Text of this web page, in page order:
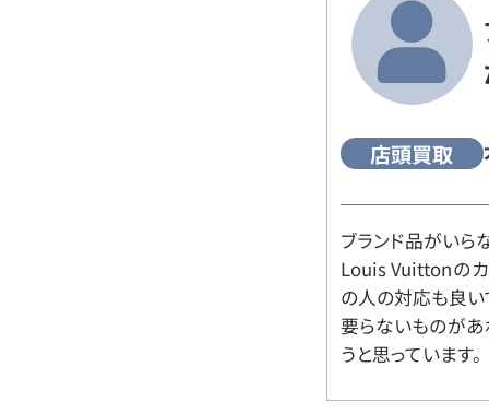
店頭買取
ブランド品がいら
Louis Vuittonの
の人の対応も良い
要らないものがあ
うと思っています。